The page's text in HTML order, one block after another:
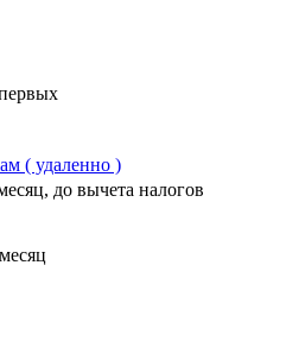
( удаленно )
до вычета налогов